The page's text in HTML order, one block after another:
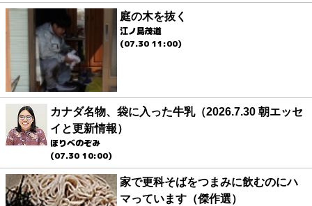
庭の木を抜く
江ノ島茂道
(07.30 11:00)
カナダ名物、袋に入った牛乳（2026.7.30 朝エッセ
イと更新情報）
ほりべのぞみ
(07.30 10:00)
家で更科そばをつまみに飲むのにハ
マっています（傑作選）